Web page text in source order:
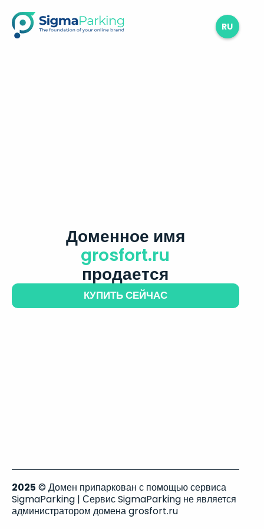
RU
Доменное имя
grosfort.ru
продается
КУПИТЬ СЕЙЧАС
2025 © Домен припаркован с помощью сервиса
SigmaParking | Сервис SigmaParking не является
администратором домена grosfort.ru